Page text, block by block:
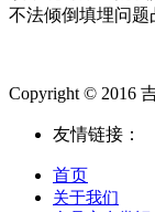
不法倾倒填埋问题
Copyright © 2016
友情链接：
首页
关于我们